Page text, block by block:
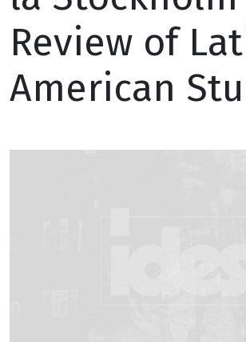
Review of
American